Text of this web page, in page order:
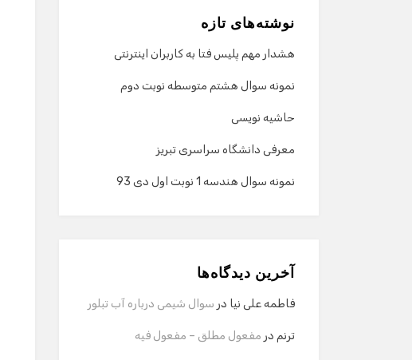
نوشته‌های تازه
هشدار مهم پلیس فتا به کاربران اینترنتی
نمونه سوال هشتم متوسطه نوبت دوم
حاشیه نویسی
معرفی دانشگاه سراسری تبریز
نمونه سوال هندسه 1 نوبت اول دی 93
آخرین دیدگاه‌ها
فاطمه علی نیا در سوال شیمی درباره آب تبلور
ترنم در مفعول مطلق – مفعول فیه